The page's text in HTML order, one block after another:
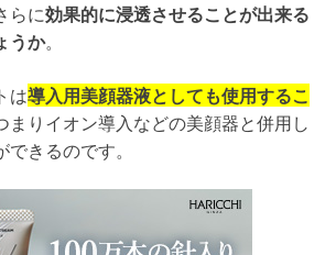
らに効果的に浸透させることが出来る
うか。
は導入用美顔器液としても使用するこ
まりイオン導入などの美顔器と併用し
きるのです。